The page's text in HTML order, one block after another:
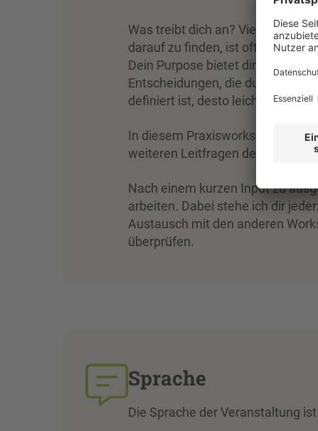
Was treibt dich an? Vielleicht
darauf zu finden, ist oft gar nicht
Dein Purpose bietet dir - neben
Entscheidungen, die du in
definiert ist, desto leichter
In diesem Praxisworkshop wirst
weiteren Leitfragen deinen
Nach einem kurzen Input zu
arbeiten. Dabei stehe ich dir
Austausch mit den anderen
überprüfen.
Sprache
Die Sprache der Veranstaltung